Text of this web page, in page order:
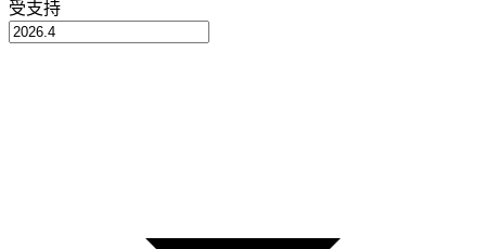
受支持